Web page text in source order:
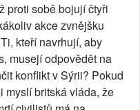
proti sobě bojují čtyři
akce zvnějšku
kteří navrhují, aby
musejí odpovědět na
konflikt v Sýrii? Pokud
myslí britská vláda, že